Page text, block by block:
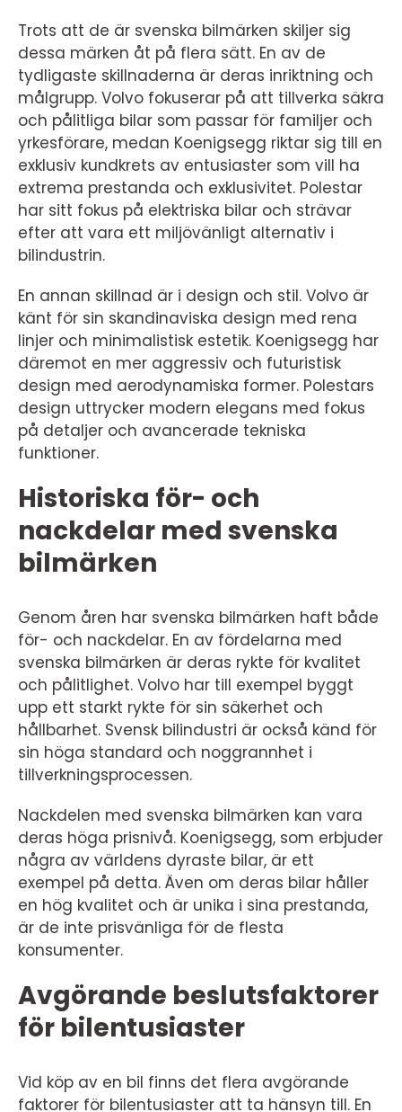
Trots att de är svenska bilmärken skiljer sig
dessa märken åt på flera sätt. En av de
tydligaste skillnaderna är deras inriktning och
målgrupp. Volvo fokuserar på att tillverka säkra
och pålitliga bilar som passar för familjer och
yrkesförare, medan Koenigsegg riktar sig till en
exklusiv kundkrets av entusiaster som vill ha
extrema prestanda och exklusivitet. Polestar
har sitt fokus på elektriska bilar och strävar
efter att vara ett miljövänligt alternativ i
bilindustrin.
En annan skillnad är i design och stil. Volvo är
känt för sin skandinaviska design med rena
linjer och minimalistisk estetik. Koenigsegg har
däremot en mer aggressiv och futuristisk
design med aerodynamiska former. Polestars
design uttrycker modern elegans med fokus
på detaljer och avancerade tekniska
funktioner.
Historiska för- och
nackdelar med svenska
bilmärken
Genom åren har svenska bilmärken haft både
för- och nackdelar. En av fördelarna med
svenska bilmärken är deras rykte för kvalitet
och pålitlighet. Volvo har till exempel byggt
upp ett starkt rykte för sin säkerhet och
hållbarhet. Svensk bilindustri är också känd för
sin höga standard och noggrannhet i
tillverkningsprocessen.
Nackdelen med svenska bilmärken kan vara
deras höga prisnivå. Koenigsegg, som erbjuder
några av världens dyraste bilar, är ett
exempel på detta. Även om deras bilar håller
en hög kvalitet och är unika i sina prestanda,
är de inte prisvänliga för de flesta
konsumenter.
Avgörande beslutsfaktorer
för bilentusiaster
Vid köp av en bil finns det flera avgörande
faktorer för bilentusiaster att ta hänsyn till. En